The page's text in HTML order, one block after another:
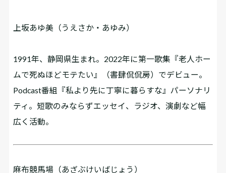
上坂あゆ美（うえさか・あゆみ）
1991年、静岡県生まれ。2022年に第一歌集『老人ホー
ムで死ぬほどモテたい』（書肆侃侃房）でデビュー。
Podcast番組『私より先に丁寧に暮らすな』パーソナリ
ティ。短歌のみならずエッセイ、ラジオ、演劇など幅
広く活動。
麻布競馬場（あざぶけいばじょう）